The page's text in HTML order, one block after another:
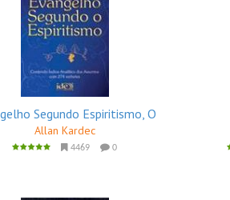
Segundo Espiritismo, O
Allan Kardec
4469 0